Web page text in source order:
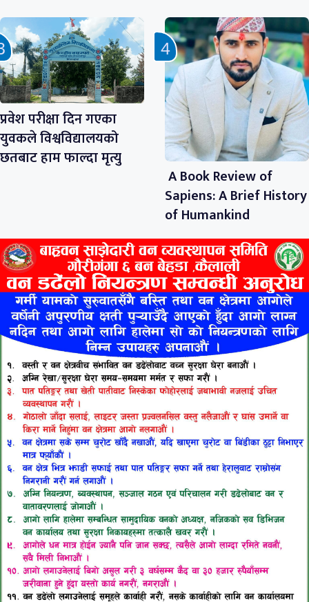
प्रवेश परीक्षा दिन गएका
युवकले विश्वविद्यालयको
छतबाट हाम फाल्दा मृत्यु
A Book Review of
Sapiens: A Brief History
of Humankind